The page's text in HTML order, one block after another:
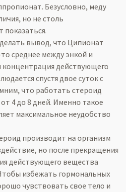
Безусловно, меду
но не столь
вывод, что Ципионат
среднее между энкой и
действующего
спустя двое суток с
что работать стероид
4 до 8 дней. Именно такое
максимальное неудобство
производит на организм
но после прекращения
действующего вещества
избежать гормональных
чувствовать свое тело и